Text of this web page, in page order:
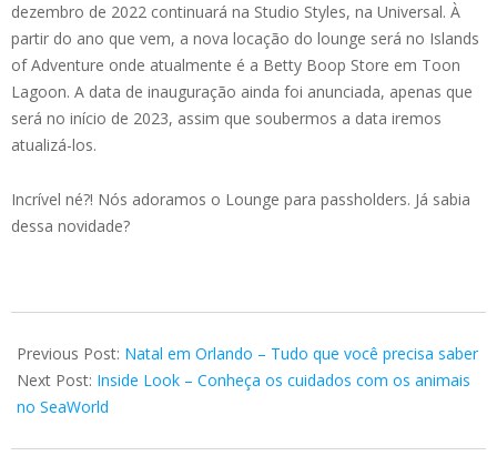
dezembro de 2022 continuará na Studio Styles, na Universal. À
partir do ano que vem, a nova locação do lounge será no Islands
of Adventure onde atualmente é a Betty Boop Store em Toon
Lagoon. A data de inauguração ainda foi anunciada, apenas que
será no início de 2023, assim que soubermos a data iremos
atualizá-los.
Incrível né?! Nós adoramos o Lounge para passholders. Já sabia
dessa novidade?
12-
11
Previous Post: Natal em Orlando – Tudo que você precisa saber
Next Post: Inside Look – Conheça os cuidados com os animais
no SeaWorld